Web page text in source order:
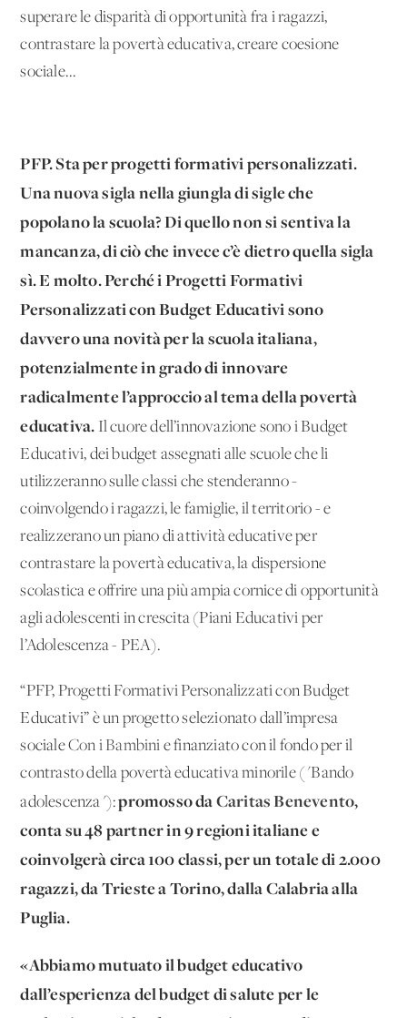
superare le disparità di opportunità fra i ragazzi,
contrastare la povertà educativa, creare coesione
sociale...
PFP. Sta per progetti formativi personalizzati.
Una nuova sigla nella giungla di sigle che
popolano la scuola? Di quello non si sentiva la
mancanza, di ciò che invece c’è dietro quella sigla
sì. E molto. Perché i Progetti Formativi
Personalizzati con Budget Educativi sono
davvero una novità per la scuola italiana,
potenzialmente in grado di innovare
radicalmente l’approccio al tema della povertà
educativa. Il cuore dell’innovazione sono i Budget
Educativi, dei budget assegnati alle scuole che li
utilizzeranno sulle classi che stenderanno -
coinvolgendo i ragazzi, le famiglie, il territorio - e
realizzerano un piano di attività educative per
contrastare la povertà educativa, la dispersione
scolastica e offrire una più ampia cornice di opportunità
agli adolescenti in crescita (Piani Educativi per
l’Adolescenza - PEA).
“PFP, Progetti Formativi Personalizzati con Budget
Educativi” è un progetto selezionato dall’impresa
socialeCon i Bambini e finanziato con il fondo per il
contrasto della povertà educativa minorile ("Bando
adolescenza"):promosso daCaritas Benevento,
conta su 48 partner in 9 regioni italiane e
coinvolgerà circa 100 classi, per un totale di 2.000
ragazzi, da Trieste a Torino, dalla Calabria alla
Puglia.
«Abbiamo mutuato il budget educativo
dall’esperienza del budget di salute per le